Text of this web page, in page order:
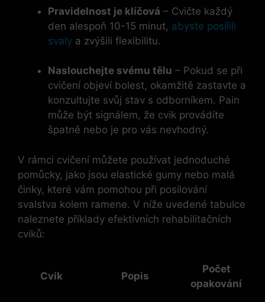
Pravidelnost je klíčová – Cvičte každý
den alespoň 10-15 minut, abyste posílili
svaly a zvýšili flexibilitu.
Naslouchejte svému tělu – Pokud se při
cvičení objeví bolest, okamžitě zastavte a
konzultujte svůj stav s odborníkem. Pain
může být signálem, že cvik provádíte
špatně nebo je pro vás nevhodný.
V rámci cvičení můžete používat jednoduché
pomůcky, jako jsou elastické gumy nebo malá
činky, které vám pomohou při posilování
svalstva kolem ramene. V níže uvedené tabulce
naleznete příklady efektivních rehabilitačních
cviků:
Cvik Popis
Počet
opakování